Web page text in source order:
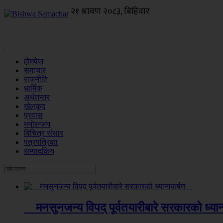
होमपेज
समाचार
राजनीति
धार्मिक
अर्थतन्त्र
खेलकूद
प्रवास
मनोरन्जन
विचित्र संसार
पत्रपत्रिका
सम्पादकिय
मनसुनजन्य विपद् पूर्वतयारीबारे सरकारको